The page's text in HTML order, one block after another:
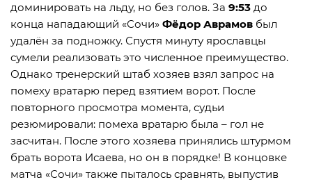
доминировать на льду, но без голов. За 9:53 до
конца нападающий «Сочи» Фёдор Аврамов был
удалён за подножку. Спустя минуту ярославцы
сумели реализовать это численное преимущество.
Однако тренерский штаб хозяев взял запрос на
помеху вратарю перед взятием ворот. После
повторного просмотра момента, судьи
резюмировали: помеха вратарю была – гол не
засчитан. После этого хозяева принялись штурмом
брать ворота Исаева, но он в порядке! В концовке
матча «Сочи» также пыталось сравнять, выпустив